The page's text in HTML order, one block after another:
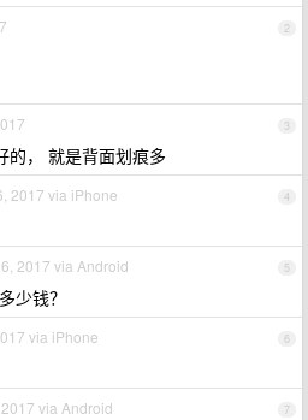
2
3
的， 就是背面划痕多
4
2017 via iPhone
5
2017 via Android
少钱？
6
via iPhone
7
via Android